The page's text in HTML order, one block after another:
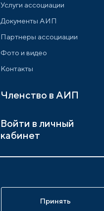
Услуги ассоциации
Документы АИП
Партнеры ассоциации
Фото и видео
Контакты
Членство в АИП
Войти в личный
кабинет
Разработано в
Принять